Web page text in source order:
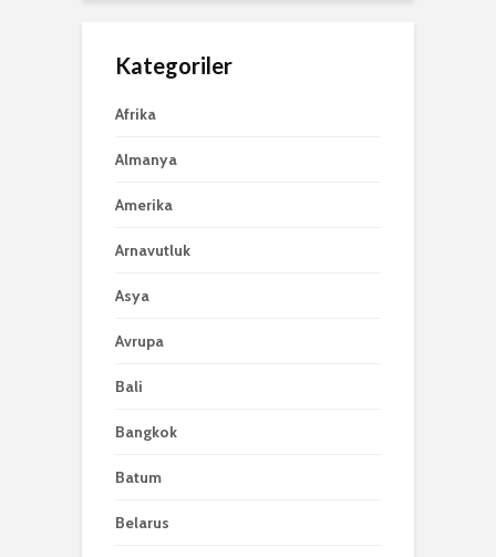
Kategoriler
Afrika
Almanya
Amerika
Arnavutluk
Asya
Avrupa
Bali
Bangkok
Batum
Belarus